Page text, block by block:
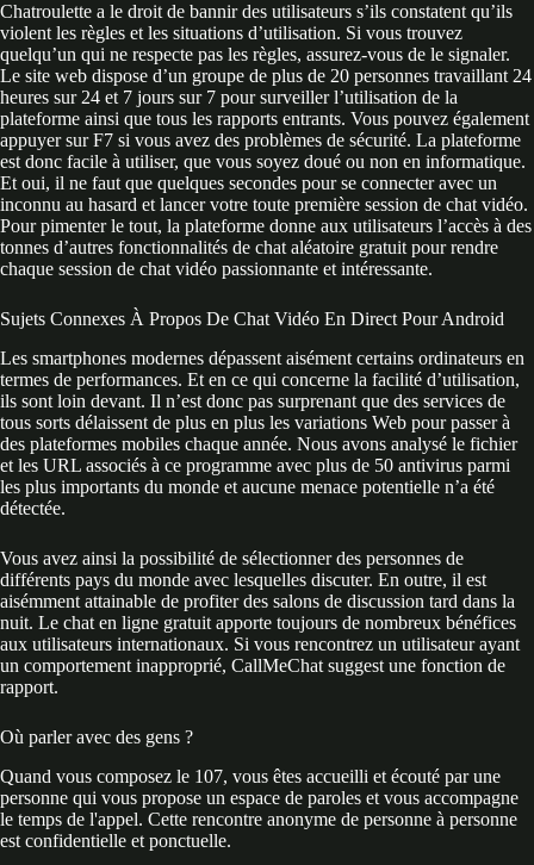
Chatroulette a le droit de bannir des utilisateurs s’ils constatent qu’ils
violent les règles et les situations d’utilisation. Si vous trouvez
quelqu’un qui ne respecte pas les règles, assurez-vous de le signaler.
Le site web dispose d’un groupe de plus de 20 personnes travaillant 24
heures sur 24 et 7 jours sur 7 pour surveiller l’utilisation de la
plateforme ainsi que tous les rapports entrants. Vous pouvez également
appuyer sur F7 si vous avez des problèmes de sécurité. La plateforme
est donc facile à utiliser, que vous soyez doué ou non en informatique.
Et oui, il ne faut que quelques secondes pour se connecter avec un
inconnu au hasard et lancer votre toute première session de chat vidéo.
Pour pimenter le tout, la plateforme donne aux utilisateurs l’accès à des
tonnes d’autres fonctionnalités de chat aléatoire gratuit pour rendre
chaque session de chat vidéo passionnante et intéressante.
Sujets Connexes À Propos De Chat Vidéo En Direct Pour Android
Les smartphones modernes dépassent aisément certains ordinateurs en
termes de performances. Et en ce qui concerne la facilité d’utilisation,
ils sont loin devant. Il n’est donc pas surprenant que des services de
tous sorts délaissent de plus en plus les variations Web pour passer à
des plateformes mobiles chaque année. Nous avons analysé le fichier
et les URL associés à ce programme avec plus de 50 antivirus parmi
les plus importants du monde et aucune menace potentielle n’a été
détectée.
Vous avez ainsi la possibilité de sélectionner des personnes de
différents pays du monde avec lesquelles discuter. En outre, il est
aisémment attainable de profiter des salons de discussion tard dans la
nuit. Le chat en ligne gratuit apporte toujours de nombreux bénéfices
aux utilisateurs internationaux. Si vous rencontrez un utilisateur ayant
un comportement inapproprié, CallMeChat suggest une fonction de
rapport.
Où parler avec des gens ?
Quand vous composez le 107, vous êtes accueilli et écouté par une
personne qui vous propose un espace de paroles et vous accompagne
le temps de l'appel. Cette rencontre anonyme de personne à personne
est confidentielle et ponctuelle.